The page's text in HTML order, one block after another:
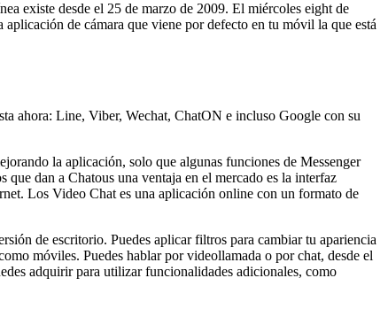
existe desde el 25 de marzo de 2009. El miércoles eight de
de cámara que viene por defecto en tu móvil la que está
ahora: Line, Viber, Wechat, ChatON e incluso Google con su
la aplicación, solo que algunas funciones de Messenger
que dan a Chatous una ventaja en el mercado es la interfaz
Los Video Chat es una aplicación online con un formato de
de escritorio. Puedes aplicar filtros para cambiar tu apariencia
móviles. Puedes hablar por videollamada o por chat, desde el
adquirir para utilizar funcionalidades adicionales, como